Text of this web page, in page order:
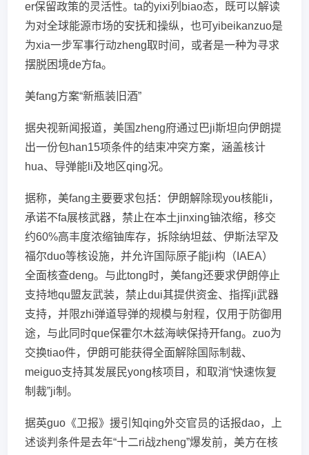
er保留政策的灵活性。ta的yixi列biao态，既可以解读
为对全球能源市场的安抚和操纵，也可yibeikanzuo是
为xia一步军事行动zheng取时间，或者是一种为寻求
摆脱困境de方fa。
美fang方案“新瓶装旧酒”
据央视新闻报道，美国zheng府通过巴ji斯坦向伊朗提
出一份包han15项条件的结束冲突方案，涵盖核计
hua、导弹能li及地区qing况。
据称，美fang主要要求包括：伊朗解除现you核能li，
承诺不fa展核武器，禁止在本土jinxing铀浓缩，移交
约60%高丰度浓缩铀库存，拆除纳坦兹、伊斯法罕及
福尔duo等核设施，并允许国际原子能ji构（IAEA）
全面核查deng。与此tong时，美fang还要求伊朗停止
支持地qu盟友武装，禁止dui其提供资金、指挥ji武器
支持，并限zhi弹道导弹的规模与射程，仅用于防御用
途，与此同时que保霍尔木兹海峡保持开fang。zuo为
交换tiao件，伊朗可能获得全面解除国际制裁、
meiguo支持其发展民yong核项目，和取消“快速恢复
制裁”ji制。
据英guo《卫报》援引知qing外交官员的话报dao，上
述谈判条件是去年“十二ri战zheng”爆发前，美方在核